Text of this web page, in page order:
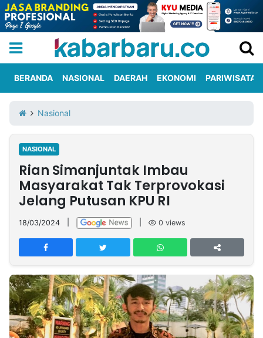
Iklan
Berita
Kami
Nasional
International
Olahraga
Entertainment
Daerah
Pariwisata
Kuliner
Kolom
Network
PT
TREETAN
INDONESIA
Partner
BERANDA NASIONAL DAERAH EKONOMI PARIWISATA
Nasional
NASIONAL
Rian Simanjuntak Imbau
Masyarakat Tak Terprovokasi
Jelang Putusan KPU RI
18/03/2024 0 views